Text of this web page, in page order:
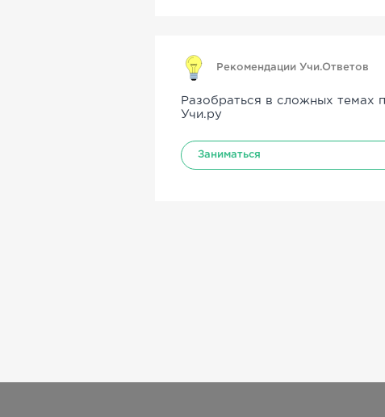
Рекомендации Учи.Ответов
Разобраться в сложных темах
Учи.ру
Заниматься